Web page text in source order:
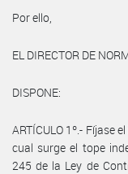
Por ello,
EL DIRECTOR DE
DISPONE:
ARTÍCULO 1º.- Fíjase
cual surge el tope
245 de la Ley de